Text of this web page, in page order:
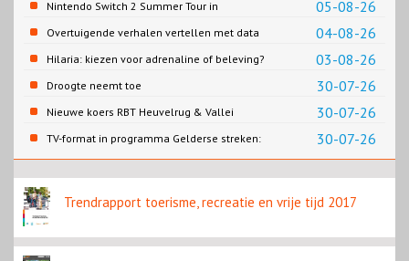
05-08-26
Nintendo Switch 2 Summer Tour in
Slagharen
04-08-26
Overtuigende verhalen vertellen met data
03-08-26
Hilaria: kiezen voor adrenaline of beleving?
30-07-26
Droogte neemt toe
30-07-26
Nieuwe koers RBT Heuvelrug & Vallei
zichtbaar in eerste resultaten 2026
30-07-26
TV-format in programma Gelderse streken:
Rondje Gelderland
Trendrapport toerisme, recreatie en vrije tijd 2017